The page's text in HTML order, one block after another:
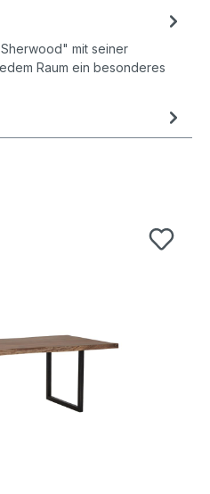
mit seiner
Raum ein besonderes